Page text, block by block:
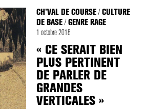
CH’VAL DE COURSE/CULTURE
DE BASE/GENRE RAGE
1 octobre 2018
« CE SERAIT BIEN
PLUS PERTINENT
DE PARLER DE
GRANDES
VERTICALES »